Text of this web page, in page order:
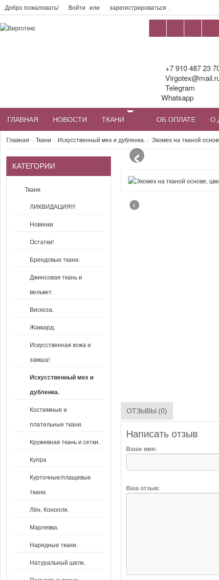
Добро пожаловать! Войти или зарегистрироваться .
+7 910 487 23
Telegram
Whatsapp
ГЛАВНАЯ НОВОСТИ ТКАНИ ОБ ОПЛАТЕ О
Главная » Ткани » Искусственный мех и дубленка. » Экомех на тканой
КАТЕГОРИИ
Ткани
ЛИКВИДАЦИЯ!!!
Новинки
Остатки!
Брендовые ткани.
Джинсовая ткань и
вельвет.
Вискоза.
Жаккард.
Искусственная кожа и
замша!
Искусственный мех и
дубленка.
Костюмные и
плательные ткани.
Кружевная ткань и сетки.
Купра
Курточные/плащевые
ткани.
Лён, Конопля.
Марлевка.
Нарядные ткани.
Натуральный шелк.
‹
‹
ОТЗЫВЫ (0)
Написать отзыв
Ваше имя:
Ваш отзыв: